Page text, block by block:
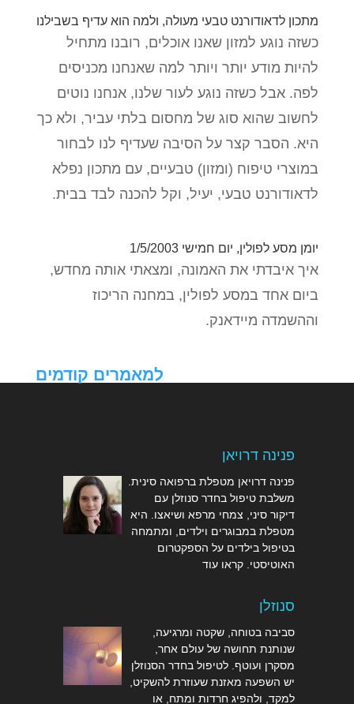
מתכון לדאודורנט טבעי מעולה, ולמה הוא עדיף בשבילנו
כשזה נוגע למזון שאנו אוכלים, רובנו מתחיל
להיות מודע יותר ויותר למה שאנחנו מכניסים
לפה. אבל כשזה נוגע לעור שלנו, אנחנו נוטים
לחשוב שהוא סוג של מחסום בלתי עביר, ולא כך
היא. הסבר קצר על הסיבה שעדיף לנו לבחור
במוצרי טיפוח (ומזון) טבעיים, עם מתכון נפלא
לדאודורנט טבעי, יעיל, וקל להכנה לבד בבית.
יומן מסע לפולין, יום חמישי 1/5/2003
איך איבדתי את האמונה, ומצאתי אותה מחדש,
ביום אחד במסע לפולין, במחנה הריכוז
וההשמדה מיידאנק.
למאמרים קודמים
פנינה דרויאן
פנינה דרויאן מטפלת ברפואה סינית.
משלבת טיפול בחדר סנוזלן עם
דיקור סיני, צמחי מרפא ושיאצו. היא
מטפלת במבוגרים וילדים, ומתמחה
בטיפול בילדים על הספקטרום
האוטיסטי. קראו עוד
סנוזלן
סביבה בטוחה, שקטה ומרגיעה,
שנותנת תחושה של עולם אחר,
מסקרן ועוטף. לטיפול בחדר הסנוזלן
יש השפעה מאזנת שעוזרת להשקיט,
למקד, ולהפיג חרדות ומתח, או